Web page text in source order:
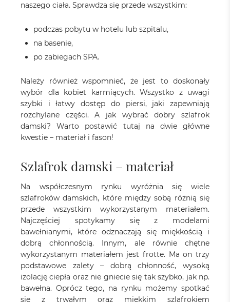
naszego ciała. Sprawdza się przede wszystkim:
podczas pobytu w hotelu lub szpitalu,
na basenie,
po zabiegach SPA.
Należy również wspomnieć, że jest to doskonały
wybór dla kobiet karmiących. Wszystko z uwagi
szybki i łatwy dostęp do piersi, jaki zapewniają
rozchylane części. A jak wybrać dobry szlafrok
damski? Warto postawić tutaj na dwie główne
kwestie – materiał i fason!
Szlafrok damski – materiał
Na współczesnym rynku wyróżnia się wiele
szlafroków damskich, które między sobą różnią się
przede wszystkim wykorzystanym materiałem.
Najczęściej spotykamy się z modelami
bawełnianymi, które odznaczają się miękkością i
dobrą chłonnością. Innym, ale równie chętne
wykorzystanym materiałem jest frotte. Ma on trzy
podstawowe zalety – dobrą chłonność, wysoką
izolację ciepła oraz nie gniecie się tak szybko, jak np.
bawełna. Oprócz tego, na rynku możemy spotkać
się z trwałym oraz miękkim szlafrokiem